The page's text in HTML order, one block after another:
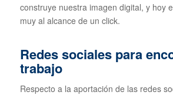
construye nuestra imagen digital, y hoy
muy al alcance de un click.
Redes sociales para
trabajo
Respecto a la aportación de las redes